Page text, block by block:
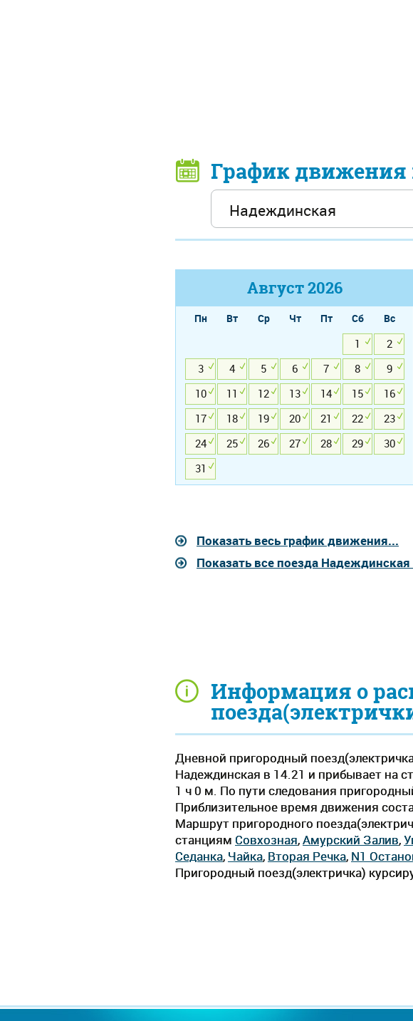
Информация о
Дневной пригородный
Надеждинская в 14.21 и прибывает на
1 ч 0 м. По пути следования
Приблизительное время движения
Маршрут пригородного
станциям Совхозная,Амурский Залив,
Седанка, Чайка, Вторая Речка, N1
Пригородный поезд(электричка)
График движения
Август2026
Пн Вт Ср Чт Пт Сб
Вс
1
2
3
4 5 6 7 8
9
10
11 12 13 14 15
16
17
18 19 20 21 22
23
24
25 26 27 28 29
30
31
Показать весь график движения...
Показать все поезда